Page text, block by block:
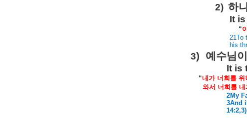
2) 하
It
“
21To
his
3) 예수님이
It is
“내가 너희를 위
와서 너희를 내
2My
3And
14:2,3)